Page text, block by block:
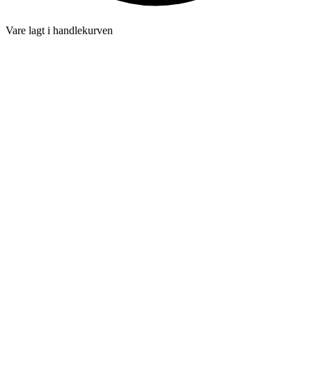
Vare lagt i handlekurven